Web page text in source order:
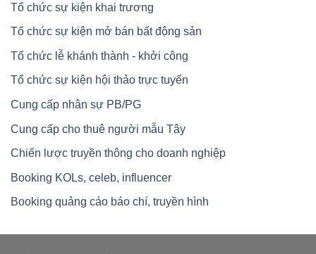
Tổ chức sự kiện khai trương
Tổ chức sự kiện mở bán bất động sản
Tổ chức lễ khánh thành - khởi công
Tổ chức sự kiện hội thảo trực tuyến
Cung cấp nhân sự PB/PG
Cung cấp cho thuê người mẫu Tây
Chiến lược truyền thông cho doanh nghiệp
Booking KOLs, celeb, influencer
Booking quảng cáo báo chí, truyền hình